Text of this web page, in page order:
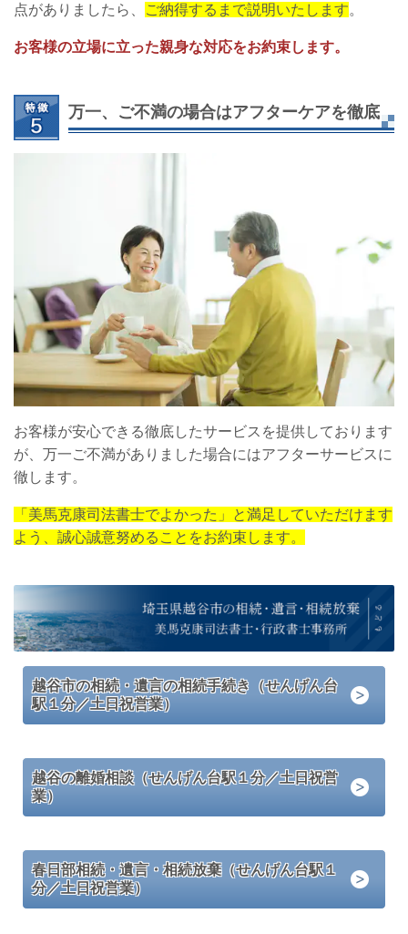
点がありましたら、 ご納得するまで説明いたします。
お客様の立場に立った親身な対応をお約束します。
万一、ご不満の場合はアフターケアを徹底
お客様が安心できる徹底したサービスを提供しております
が、万一ご不満がありました場合にはアフターサービスに
徹します。
「美馬克康司法書士でよかった」と満足していただけます
よう、誠心誠意努めることをお約束します。
越谷市の相続・遺言の相続手続き（せんげん台
駅１分／土日祝営業）
越谷の離婚相談（せんげん台駅１分／土日祝営
業）
春日部相続・遺言・相続放棄（せんげん台駅１
分／土日祝営業）